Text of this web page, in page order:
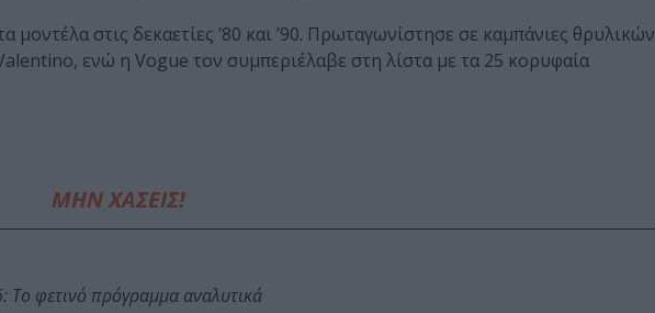
μοντέλα στις δεκαετίες ’80 και ’90. Πρωταγωνίστησε σε καμπάνιες θρυλικών
ενώ η Vogue τον συμπεριέλαβε στη λίστα με τα 25 κορυφαία
ΜΗΝ ΧΑΣΕΙΣ!
Το φετινό πρόγραμμα αναλυτικά